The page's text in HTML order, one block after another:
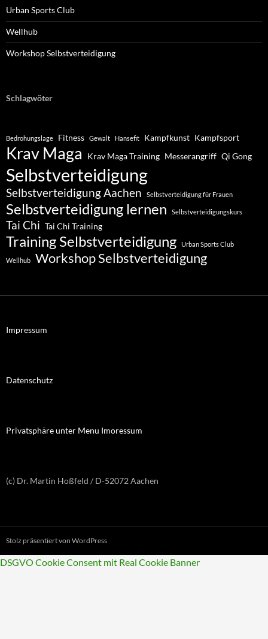
Urban Sports Club
Wellhub
Workshop Selbstverteidigung
Schlagwöter
Bedrohungslage Fitness Gewalt Hansefit Kampfkunst Kampfsport
Krav Maga Krav Maga Training Messerangriff Qi Gong
Selbstverteidigung
Selbstverteidigung Aachen Selbstverteidigung für Frauen
Selbstverteidigung lernen Selbstverteidigungskurs
Tai Chi Tai Chi Training
Training Selbstverteidigung Urban Sports Club
Wellhub Workshop Selbstverteidigung
Impressum
Datenschutz
Privatsphäre unter Menu Imoressum
(c) Dr. Martin Hoßfeld / D-52072 Aachen
Stolz präsentiert von WordPress
DSGVO Cookie Consent mit Real Cookie Banner